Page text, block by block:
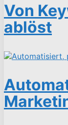
Von
ablöst